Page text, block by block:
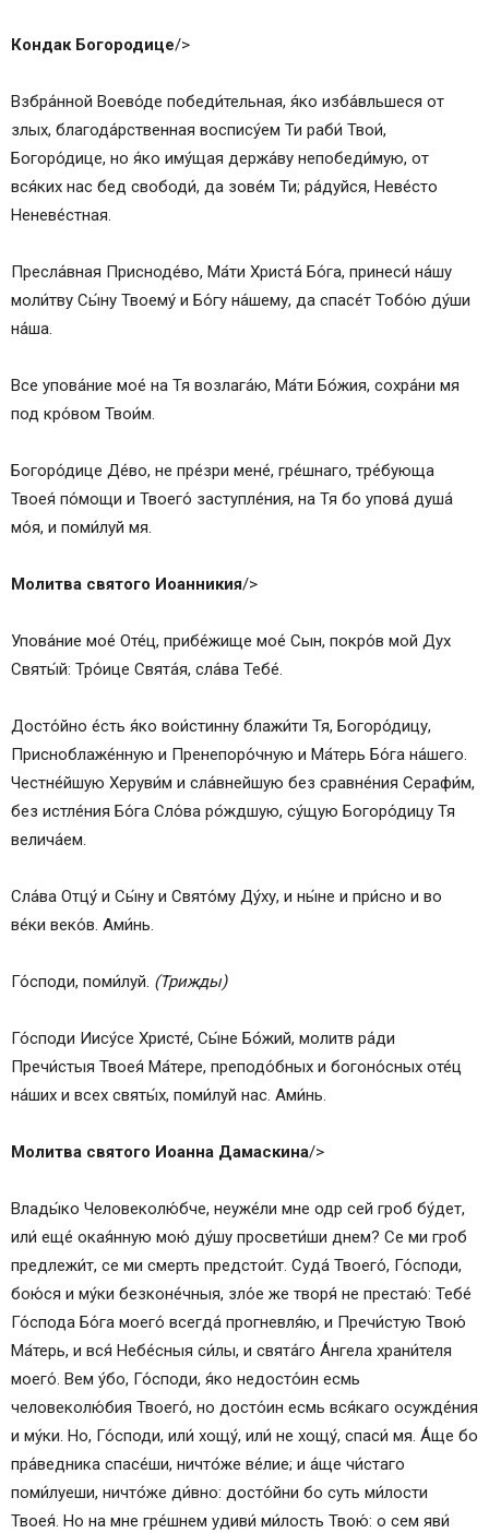
Кондак Богородице/>
Взбра́нной Воево́де победи́тельная, я́ко изба́вльшеся от
злых, благода́рственная воспису́ем Ти раби́ Твои́,
Богоро́дице, но я́ко иму́щая держа́ву непобеди́мую, от
вся́ких нас бед свободи́, да зове́м Ти; ра́дуйся, Неве́сто
Неневе́стная.
Пресла́вная Присноде́во, Ма́ти Христа́ Бо́га, принеси́ на́шу
моли́тву Сы́ну Твоему́ и Бо́гу на́шему, да спасе́т Тобо́ю ду́ши
на́ша.
Все упова́ние мое́ на Тя возлага́ю, Ма́ти Бо́жия, сохра́ни мя
под кро́вом Твои́м.
Богоро́дице Де́во, не пре́зри мене́, гре́шнаго, тре́бующа
Твоея́ по́мощи и Твоего́ заступле́ния, на Тя бо упова́ душа́
мо́я, и поми́луй мя.
Молитва святого Иоанникия/>
Упова́ние мое́ Оте́ц, прибе́жище мое́ Сын, покро́в мой Дух
Святы́й: Тро́ице Свята́я, сла́ва Тебе́.
Досто́йно е́сть я́ко вои́стинну блажи́ти Тя, Богоро́дицу,
Присноблаже́нную и Пренепоро́чную и Ма́терь Бо́га на́шего.
Честне́йшую Херуви́м и сла́внейшую без сравне́ния Серафи́м,
без истле́ния Бо́га Сло́ва ро́ждшую, су́щую Богоро́дицу Тя
велича́ем.
Сла́ва Отцу́ и Сы́ну и Свято́му Ду́ху, и ны́не и при́сно и во
ве́ки веко́в. Ами́нь.
Го́споди, поми́луй. (Трижды)
Го́споди Иису́се Христе́, Сы́не Бо́жий, молитв ра́ди
Пречи́стыя Твоея́ Ма́тере, преподо́бных и богоно́сных оте́ц
на́ших и всех святы́х, поми́луй нас. Ами́нь.
Молитва святого Иоанна Дамаскина/>
Влады́ко Человеколю́бче, неуже́ли мне одр сей гроб бу́дет,
или́ еще́ окая́нную мою́ ду́шу просвети́ши днем? Се ми гроб
предлежи́т, се ми смерть предстои́т. Суда́ Твоего́, Го́споди,
бою́ся и му́ки безконе́чныя, зло́е же творя́ не престаю́: Тебе́
Го́спода Бо́га моего́ всегда́ прогневля́ю, и Пречи́стую Твою́
Ма́терь, и вся́ Небе́сныя си́лы, и свята́го А́нгела храни́теля
моего́. Вем у́бо, Го́споди, я́ко недосто́ин есмь
человеколю́бия Твоего́, но досто́ин есмь вся́каго осужде́ния
и му́ки. Но, Го́споди, или́ хощу́, или́ не хощу́, спаси́ мя. А́ще бо
пра́ведника спасе́ши, ничто́же ве́лие; и а́ще чи́стаго
поми́луеши, ничто́же ди́вно: досто́йни бо суть ми́лости
Твоея́. Но на мне гре́шнем удиви́ ми́лость Твою́: о сем яви́